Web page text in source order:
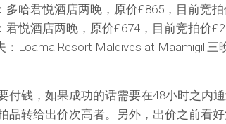
多哈君悦酒店两晚，原价£865，目前竞拍
君悦酒店两晚，原价£674，目前竞拍价
：Loama Resort Maldives at Maamigili三
付钱，如果成功的话需要在48小时之内
品转给出价次高者。另外，出价之前看